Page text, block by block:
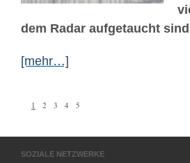
dem Radar aufgetaucht
[mehr…]
1 2 3 4 5
SOZIALE NETZWERKE